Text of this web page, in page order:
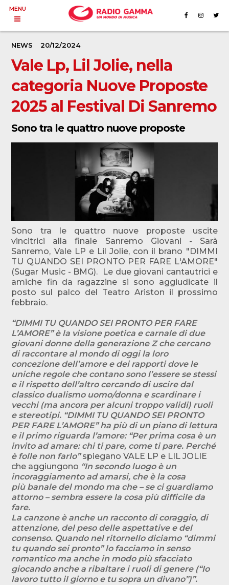
MENU
NEWS 20/12/2024
Vale Lp, Lil Jolie, nella
categoria Nuove Proposte
2025 al Festival Di Sanremo
Sono tra le quattro nuove proposte
Sono tra le quattro nuove proposte uscite
vincitrici alla finale Sanremo Giovani - Sarà
Sanremo, Vale LP e Lil Jolie, con il brano "DIMMI
TU QUANDO SEI PRONTO PER FARE L'AMORE"
(Sugar Music - BMG). Le due giovani cantautrici e
amiche fin da ragazzine si sono aggiudicate il
posto sul palco del Teatro Ariston il prossimo
febbraio.
“DIMMI TU QUANDO SEI PRONTO PER FARE
L’AMORE” è la visione poetica e carnale di due
giovani donne della generazione Z che cercano
di raccontare al mondo di oggi la loro
concezione dell’amore e dei rapportidove le
uniche regole che contano sono l’essere se stessi
e il rispetto dell’altro cercando di uscire dal
classico dualismo uomo/donna e scardinare i
vecchi (ma ancora per alcuni troppo validi) ruoli
e stereotipi. “DIMMI TU QUANDO SEI PRONTO
PER FARE L’AMORE” ha più di un piano di lettura
e il primo riguarda l’amore: “Per prima cosa è un
invito ad amare: chi ti pare, come ti pare. Perché
è folle non farlo”spiegano VALE LP e LIL JOLIE
che aggiungono “In secondo luogo è un
incoraggiamento ad amarsi, che è la cosa
più banale del mondo ma che – se ci guardiamo
attorno – sembra essere la cosa più difficile da
fare.
La canzone è anche un racconto di coraggio, di
attenzione, del peso delle aspettative e del
consenso. Quando nel ritornello diciamo “dimmi
tu quando sei pronto” lo facciamo in senso
romantico ma anche in modo più sfacciato
giocando anche a ribaltare i ruoli di genere (“Io
lavoro tutto il giorno e tu sopra un divano”)”.